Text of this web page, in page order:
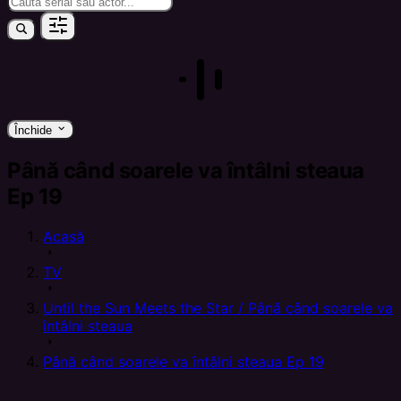
Închide keyboard_arrow_down
Până când soarele va întâlni steaua
Ep 19
Acasă
arrow_right
TV
arrow_right
Until the Sun Meets the Star / Până când soarele va
întâlni steaua
arrow_right
Până când soarele va întâlni steaua Ep 19